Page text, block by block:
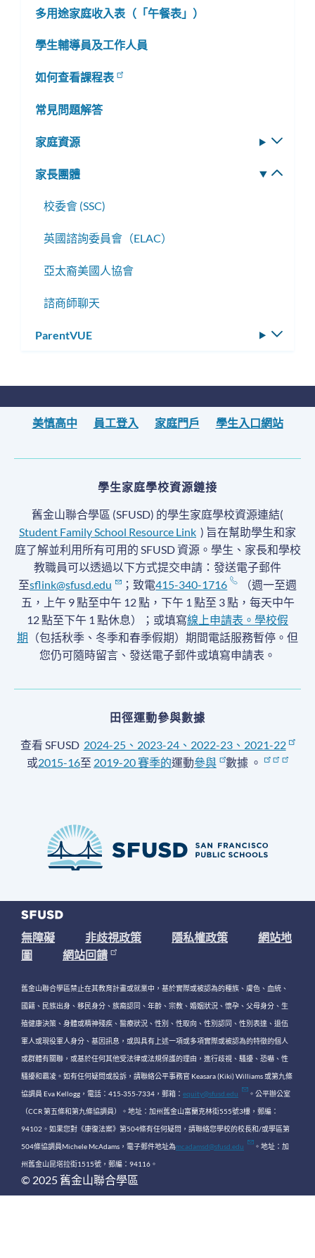
多用途家庭收入表（「午餐表」）
學生輔導員及工作人員
如何查看課程表
常見問題解答
家庭資源
家長團體
校委會 (SSC)
英國諮詢委員會（ELAC）
亞太裔美國人協會
諮商師聊天
ParentVUE
選
單
美慎高中
員工登入 家庭門戶 學生入口網站
學生家庭學校資源鏈接
舊金山聯合學區 (SFUSD) 的學生家庭學校資源連結(
Student Family School Resource Link ) 旨在幫助學生和家
庭了解並利用所有可用的 SFUSD 資源。學生、家長和學校
教職員可以透過以下方式提交申請：發送電子郵件
至sflink@sfusd.edu ；致電415-340-1716
（週一至週
五，上午 9 點至中午 12 點，下午 1 點至 3 點，每天中午
12 點至下午 1 點休息）；或填寫線上申請表。 學校假
期 （包括秋季、冬季和春季假期）期間電話服務暫停 。但
您仍可隨時留言、發送電子郵件或填寫申請表。
田徑運動參與數據
查看 SFUSD 2024-25、2023-24、2022-23、2021-22
或2015-16至 2019-20 賽季的運動參與 數據 。
無障礙 非歧視政策 隱私權政策
網站地
圖
網站回饋
舊金山聯合學區禁止在其教育計畫或就業中，基於實際或被認為的種族、膚色、血統、
國籍、民族出身、移民身分、族裔認同、年齡、宗教、婚姻狀況、懷孕、父母身分、生
殖健康決策、身體或精神殘疾、醫療狀況、性別、性取向、性別認同、性別表達、退伍
軍人或現役軍人身分、基因訊息，或與具有上述一項或多項實際或被認為的特徵的個人
或群體有關聯，或基於任何其他受法律或法規保護的理由，進行歧視、騷擾、恐嚇、性
騷擾和霸凌。如有任何疑問或投訴，請聯絡公平事務官 Keasara (Kiki) Williams 或第九條
協調員 Eva Kellogg，電話：415-355-7334，郵箱： equity@sfusd.edu 。公平辦公室
（CCR 第五條和第九條協調員）。地址：加州舊金山富蘭克林街555號3樓，郵編：
94102。如果您對《康復法案》第504條有任何疑問，請聯絡您學校的校長和/或學區第
504條協調員Michele McAdams，電子郵件地址為mcadamsd@sfusd.edu 。地址：加
州舊金山昆塔拉街1515號，郵編：94116。
© 2025 舊金山聯合學區